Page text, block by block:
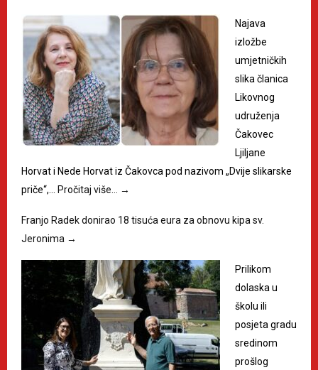
Najava
izložbe
umjetničkih
slika članica
Likovnog
udruženja
Čakovec
Ljiljane
Horvat i Nede Horvat iz Čakovca pod nazivom „Dvije slikarske
priče“,… Pročitaj više… →
Franjo Radek donirao 18 tisuća eura za obnovu kipa sv.
Jeronima →
Prilikom
dolaska u
školu ili
posjeta gradu
sredinom
prošlog